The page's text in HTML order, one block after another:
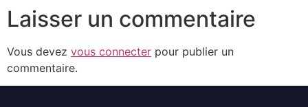
Laisser un commentaire
Vous devez vous connecter pour publier un
commentaire.